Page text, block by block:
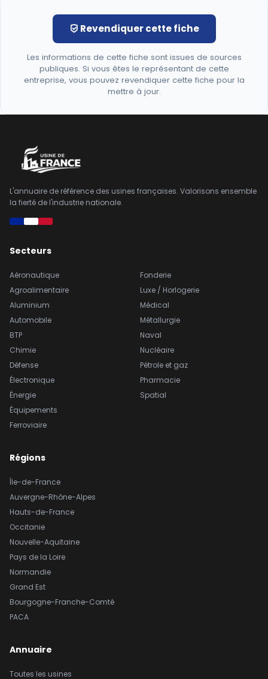
Revendiquer cette fiche
Les informations de cette fiche sont issues de sources
publiques. Si vous êtes le représentant de cette
entreprise, vous pouvez revendiquer cette fiche pour la
mettre à jour.
L'annuaire de référence des usines françaises. Valorisons ensemble
la fierté de l'industrie nationale.
Secteurs
Aéronautique
Agroalimentaire
Aluminium
Automobile
BTP
Chimie
Défense
Électronique
Énergie
Équipements
Ferroviaire
Fonderie
Luxe / Horlogerie
Médical
Métallurgie
Naval
Nucléaire
Pétrole et gaz
Pharmacie
Spatial
Régions
Île-de-France
Auvergne-Rhône-Alpes
Hauts-de-France
Occitanie
Nouvelle-Aquitaine
Pays de la Loire
Normandie
Grand Est
Bourgogne-Franche-Comté
PACA
Annuaire
Toutes les usines